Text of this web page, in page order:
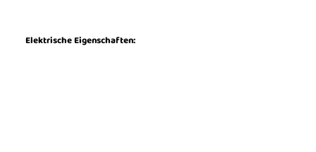
Elektrische Eigenschaften: